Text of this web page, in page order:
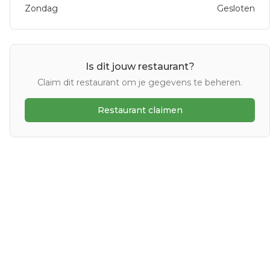
Zondag
Gesloten
Is dit jouw restaurant?
Claim dit restaurant om je gegevens te beheren.
Restaurant claimen